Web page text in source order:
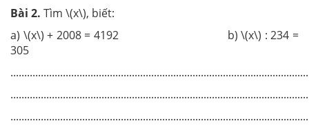
Bài 2. Tìm \(x\), biết:
a) \(x\) + 2008 = 4192 b) \(x\) : 234 =
305